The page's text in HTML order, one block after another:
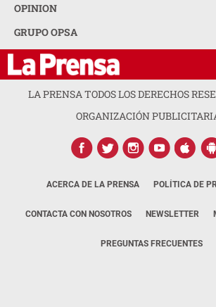
OPINION
GRUPO OPSA
LA PRENSA TODOS LOS DERECHOS
ORGANIZACIÓN
ACERCA DE LA PRENSA POLÍTICA DE
CONTACTA CON NOSOTROS NEWSLETTER
PREGUNTAS FRECUENTES